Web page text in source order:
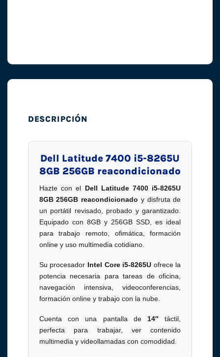
DESCRIPCIÓN
Dell Latitude 7400 i5-8265U
8GB 256GB reacondicionado
Hazte con el Dell Latitude 7400 i5-8265U
8GB 256GB reacondicionado y disfruta de
un portátil revisado, probado y garantizado.
Equipado con 8GB y 256GB SSD, es ideal
para trabajo remoto, ofimática, formación
online y uso multimedia cotidiano.
Su procesador Intel Core i5-8265U ofrece la
potencia necesaria para tareas de oficina,
navegación intensiva, videoconferencias,
formación online y trabajo con la nube.
Cuenta con una pantalla de 14″táctil,
perfecta para trabajar, ver contenido
multimedia y videollamadas con comodidad.